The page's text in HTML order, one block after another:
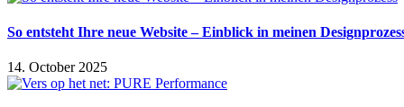
So entsteht Ihre neue Website – Einblick in meinen
14. October 2025